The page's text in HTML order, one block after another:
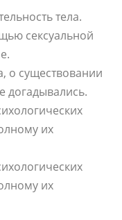
тела.
сексуальной
о существовании
догадывались.
их
их